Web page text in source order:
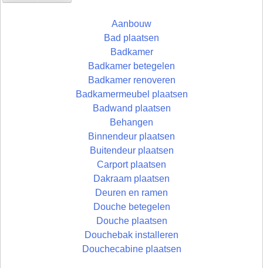
Aanbouw
Bad plaatsen
Badkamer
Badkamer betegelen
Badkamer renoveren
Badkamermeubel plaatsen
Badwand plaatsen
Behangen
Binnendeur plaatsen
Buitendeur plaatsen
Carport plaatsen
Dakraam plaatsen
Deuren en ramen
Douche betegelen
Douche plaatsen
Douchebak installeren
Douchecabine plaatsen